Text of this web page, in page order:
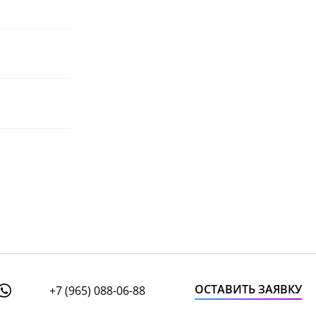
+7 (965) 088-06-88 ОСТАВИТЬ ЗАЯВКУ